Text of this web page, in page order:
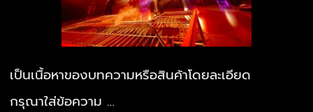
เป็นเนื้อหาของบทความหรือสินค้าโดยละเอียด
กรุณาใส่ข้อความ …